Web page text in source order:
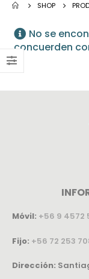
SHOP
No se
concuerden
Móvil: +56 9 4572
Fijo: +56 72 253
Dirección: